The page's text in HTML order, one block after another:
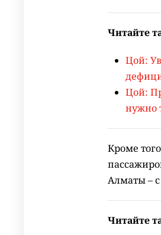
Читайте
Цой:
Цой:
нужно
Кроме
Алматы –
Читайте